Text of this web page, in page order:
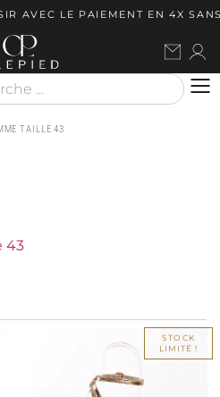
AVEC LE PAIEMENT EN 4X SANS
TAILLE 43
43
STOCK
LIMITÉ !